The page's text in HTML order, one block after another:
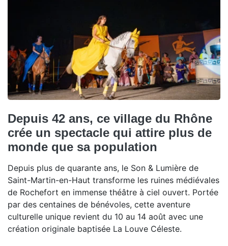
Depuis 42 ans, ce village du Rhône
crée un spectacle qui attire plus de
monde que sa population
Depuis plus de quarante ans, le Son & Lumière de
Saint-Martin-en-Haut transforme les ruines médiévales
de Rochefort en immense théâtre à ciel ouvert. Portée
par des centaines de bénévoles, cette aventure
culturelle unique revient du 10 au 14 août avec une
création originale baptisée La Louve Céleste.